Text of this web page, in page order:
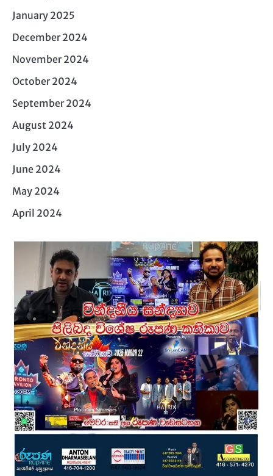
January 2025
December 2024
November 2024
October 2024
September 2024
August 2024
July 2024
June 2024
May 2024
April 2024